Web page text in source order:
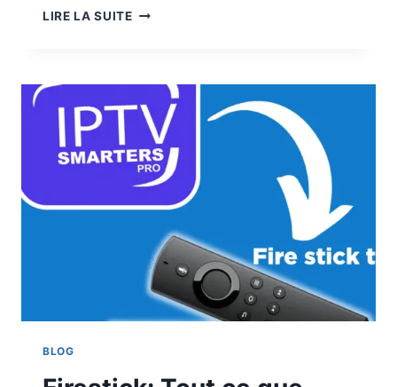
LIRE LA SUITE
BLOG